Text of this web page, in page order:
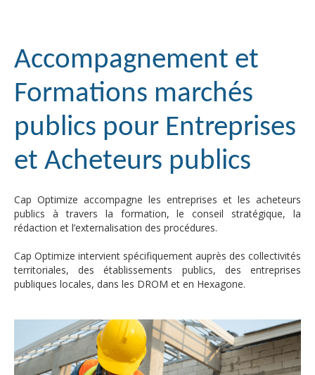
Accompagnement et
Formations marchés
publics pour Entreprises
et Acheteurs publics
Cap Optimize accompagne les entreprises et les acheteurs
publics à travers la formation, le conseil stratégique, la
rédaction et l’externalisation des procédures.
Cap Optimize intervient spécifiquement auprès des collectivités
territoriales, des établissements publics, des entreprises
publiques locales, dans les DROM et en Hexagone.